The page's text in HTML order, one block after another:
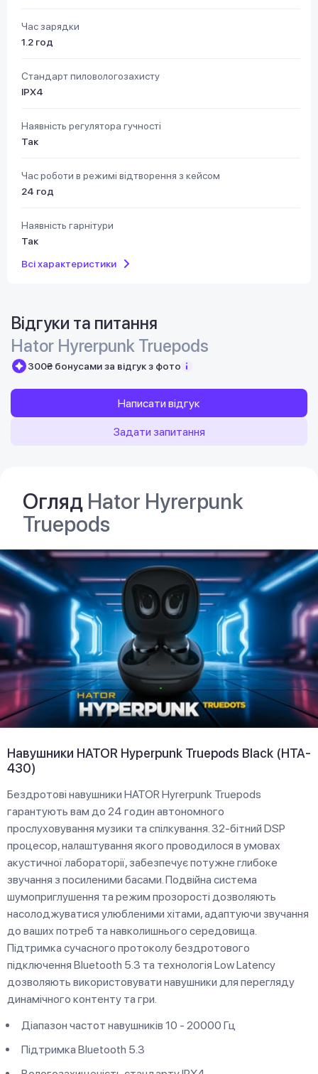
Час зарядки
1.2 год
Стандарт пиловологозахисту
IPX4
Наявність регулятора гучності
Так
Час роботи в режимі відтворення з кейсом
24 год
Наявність гарнітури
Так
Всі характеристики
Відгуки та питання
Hator Hyrerpunk Truepods
300₴ бонусами за відгук з фото
Написати відгук
Задати запитання
Огляд Hator Hyrerpunk
Truepods
Навушники HATOR Hyреrpunk Truepods Black (HTA-
430)
Бездротові навушники HATOR Hyrerpunk Truepods
гарантують вам до 24 годин автономного
прослуховування музики та спілкування. 32-бітний DSP
процесор, налаштування якого проводилося в умовах
акустичної лабораторії, забезпечує потужне глибоке
звучання з посиленими басами. Подвійна система
шумоприглушення та режим прозорості дозволяють
насолоджуватися улюбленими хітами, адаптуючи звучання
до ваших потреб та навколишнього середовища.
Підтримка сучасного протоколу бездротового
підключення Bluetooth 5.3 та технологія Low Latency
дозволяють використовувати навушники для перегляду
динамічного контенту та гри.
Діапазон частот навушників 10 - 20000 Гц
Підтримка Bluetooth 5.3